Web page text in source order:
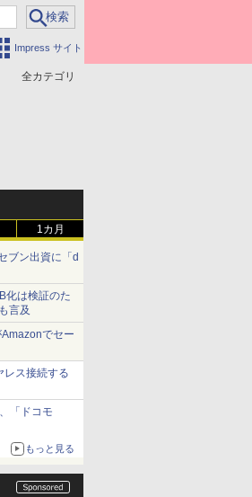
Impress サイト
全カテゴリ
1カ月
ブン出資に「d
化は検証のた
言及
でセー
ス接続する
「ドコモ
もっと見る